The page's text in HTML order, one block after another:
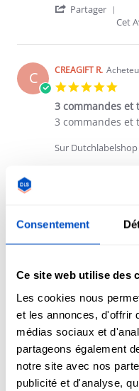
Consentement
Ce site web utilise des
Les cookies nous
et les annonces, d'offrir
médias sociaux et
partageons également
notre site avec nos
publicité et d'analyse,
Partager
Cet
C CREAGIFT R.
3 commandes et
Review by
review stating 3
3 commandes et
Sur Dutchlabelshop
P Pascal L. Acheteur
De la conception
Review by Pascal
review stating De
De la conception
Sur Dutchlabelshop
Partager
'
Cet